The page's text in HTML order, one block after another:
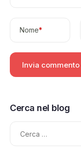
Nome*
Cerca nel blog